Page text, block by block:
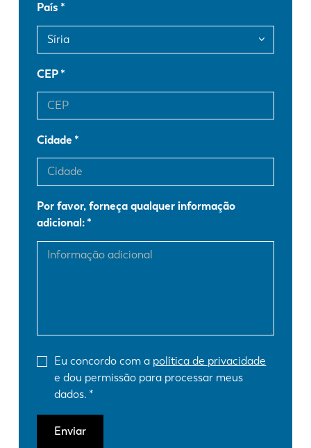
País
CEP
Cidade
Por favor, forneça qualquer informação
adicional:
Eu concordo com a política de privacidade
e dou permissão para processar meus
dados.
Enviar
FR EN-US
DE
ES PT-PT
PL SK
KO CN